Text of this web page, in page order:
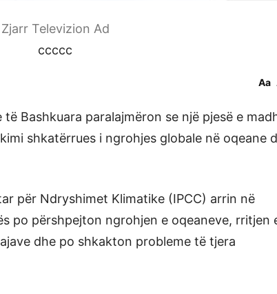
Zjarr Televizion Ad
ccccc
Aa
Bashkuara paralajmëron se një pjesë e
shkatërrues i ngrohjes globale në oqeane
për Ndryshimet Klimatike (IPCC) arrin në
po përshpejton ngrohjen e oqeaneve, rritjen
dhe po shkakton probleme të tjera